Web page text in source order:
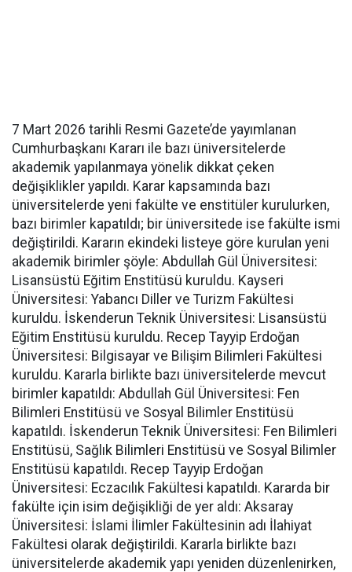
7 Mart 2026 tarihli Resmi Gazete’de yayımlanan
Cumhurbaşkanı Kararı ile bazı üniversitelerde
akademik yapılanmaya yönelik dikkat çeken
değişiklikler yapıldı. Karar kapsamında bazı
üniversitelerde yeni fakülte ve enstitüler kurulurken,
bazı birimler kapatıldı; bir üniversitede ise fakülte ismi
değiştirildi. Kararın ekindeki listeye göre kurulan yeni
akademik birimler şöyle: Abdullah Gül Üniversitesi:
Lisansüstü Eğitim Enstitüsü kuruldu. Kayseri
Üniversitesi: Yabancı Diller ve Turizm Fakültesi
kuruldu. İskenderun Teknik Üniversitesi: Lisansüstü
Eğitim Enstitüsü kuruldu. Recep Tayyip Erdoğan
Üniversitesi: Bilgisayar ve Bilişim Bilimleri Fakültesi
kuruldu. Kararla birlikte bazı üniversitelerde mevcut
birimler kapatıldı: Abdullah Gül Üniversitesi: Fen
Bilimleri Enstitüsü ve Sosyal Bilimler Enstitüsü
kapatıldı. İskenderun Teknik Üniversitesi: Fen Bilimleri
Enstitüsü, Sağlık Bilimleri Enstitüsü ve Sosyal Bilimler
Enstitüsü kapatıldı. Recep Tayyip Erdoğan
Üniversitesi: Eczacılık Fakültesi kapatıldı. Kararda bir
fakülte için isim değişikliği de yer aldı: Aksaray
Üniversitesi: İslami İlimler Fakültesinin adı İlahiyat
Fakültesi olarak değiştirildi. Kararla birlikte bazı
üniversitelerde akademik yapı yeniden düzenlenirken,